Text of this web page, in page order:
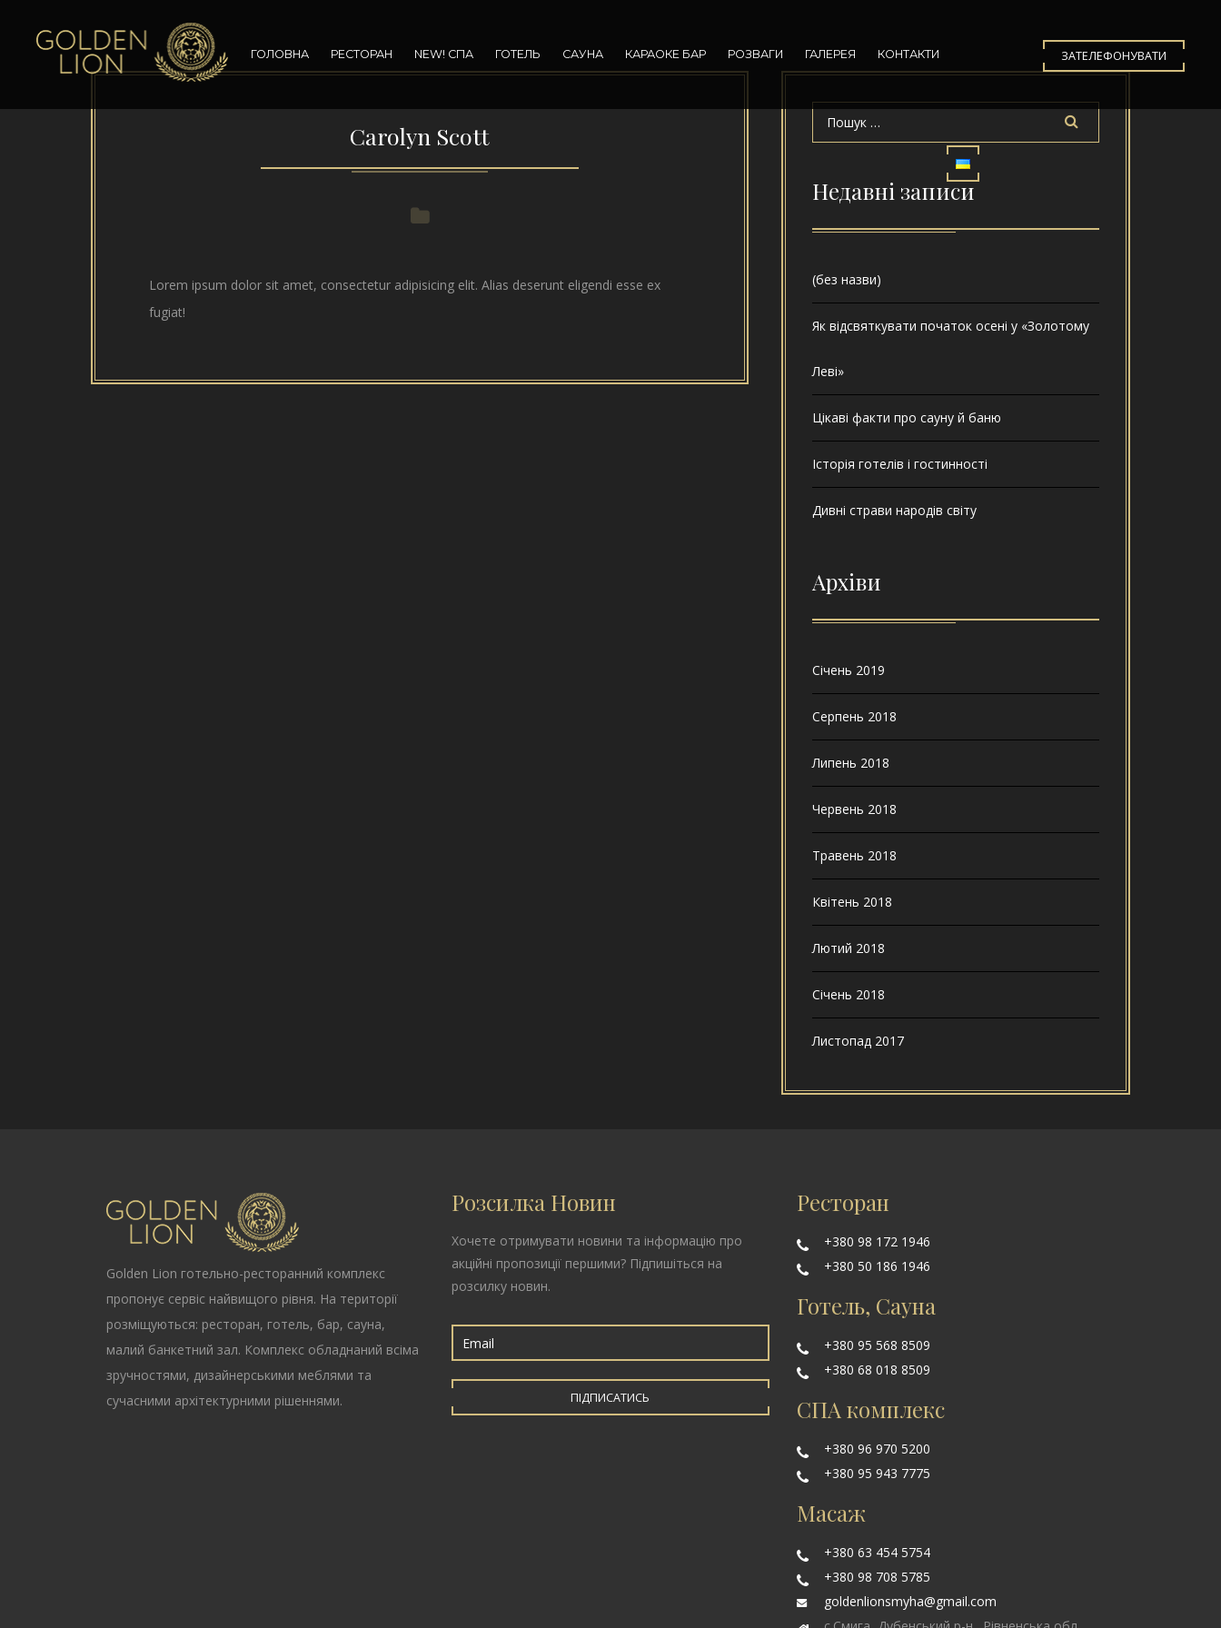
ГОЛОВНА РЕСТОРАН NEW! СПА ГОТЕЛЬ САУНА КАРАОКЕ БАР РОЗВАГИ ГАЛЕРЕЯ КОНТАКТИ ЗАТЕЛЕФОНУВАТИ
Carolyn Scott
Lorem ipsum dolor sit amet, consectetur adipisicing elit. Alias deserunt eligendi esse ex
fugiat!
Недавні записи
(без назви)
Як відсвяткувати початок осені у «Золотому
Леві»
Цікаві факти про сауну й баню
Історія готелів і гостинності
Дивні страви народів світу
Архіви
Січень 2019
Серпень 2018
Липень 2018
Червень 2018
Травень 2018
Квітень 2018
Лютий 2018
Січень 2018
Листопад 2017
Golden Lion готельно-ресторанний комплекс
пропонує сервіс найвищого рівня. На території
розміщуються: ресторан, готель, бар, сауна,
малий банкетний зал. Комплекс обладнаний всіма
зручностями, дизайнерськими меблями та
сучасними архітектурними рішеннями.
Розсилка Новин
Хочете отримувати новини та інформацію про
акційні пропозиції першими? Підпишіться на
розсилку новин.
ПІДПИСАТИСЬ
Ресторан
+380 98 172 1946
+380 50 186 1946
Готель, Сауна
+380 95 568 8509
+380 68 018 8509
СПА комплекс
+380 96 970 5200
+380 95 943 7775
Масаж
+380 63 454 5754
+380 98 708 5785
goldenlionsmyha@gmail.com